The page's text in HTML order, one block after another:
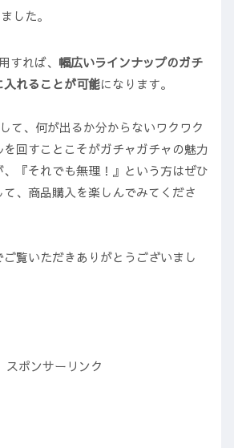
した。
すれば、 幅広いラインナップのガチ
れることが可能になります。
て、何が出るか分からないワクワク
回すことこそがガチャガチャの魅力
『それでも無理！』という方はぜひ
、商品購入を楽しんでみてくださ
覧いただきありがとうございまし
スポンサーリンク